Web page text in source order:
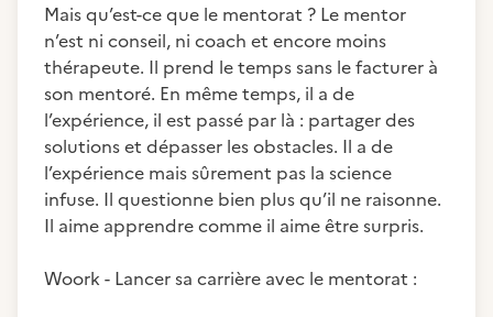
Mais qu’est-ce que le mentorat ? Le mentor
n’est ni conseil, ni coach et encore moins
thérapeute. Il prend le temps sans le facturer à
son mentoré. En même temps, il a de
l’expérience, il est passé par là : partager des
solutions et dépasser les obstacles. Il a de
l’expérience mais sûrement pas la science
infuse. Il questionne bien plus qu’il ne raisonne.
Il aime apprendre comme il aime être surpris.
Woork - Lancer sa carrière avec le mentorat :